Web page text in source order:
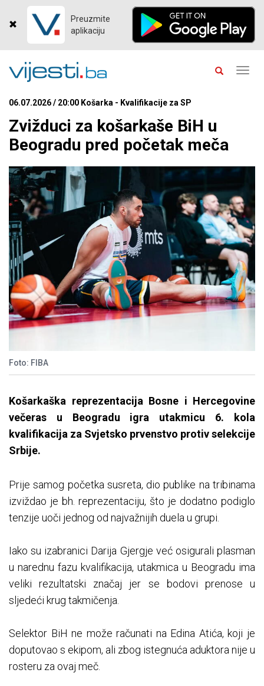
Preuzmite
aplikaciju
06.07.2026 / 20:00 Košarka - Kvalifikacije za SP
Zvižduci za košarkaše BiH u
Beogradu pred početak meča
Foto: FIBA
Košarkaška reprezentacija Bosne i Hercegovine
večeras u Beogradu igra utakmicu 6. kola
kvalifikacija za Svjetsko prvenstvo protiv selekcije
Srbije.
Prije samog početka susreta, dio publike na tribinama
izviždao je bh. reprezentaciju, što je dodatno podiglo
tenzije uoči jednog od najvažnijih duela u grupi.
Iako su izabranici Darija Gjergje već osigurali plasman
u narednu fazu kvalifikacija, utakmica u Beogradu ima
veliki rezultatski značaj jer se bodovi prenose u
sljedeći krug takmičenja.
Selektor BiH ne može računati na Edina Atića, koji je
doputovao s ekipom, ali zbog istegnuća aduktora nije u
rosteru za ovaj meč.